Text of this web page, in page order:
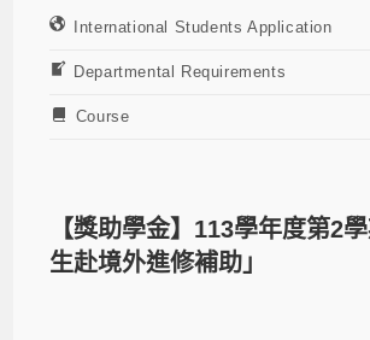
International Students Application
Departmental Requirements
Course
【獎助學金】113學年度第2
生赴境外進修補助」